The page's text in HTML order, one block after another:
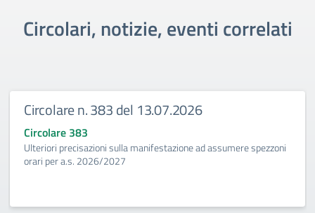
Circolari, notizie, eventi correlati
Circolare n. 383 del 13.07.2026
Circolare 383
Ulteriori precisazioni sulla manifestazione ad assumere spezzoni
orari per a.s. 2026/2027